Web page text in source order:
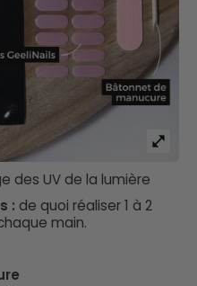
des UV de la lumière
: de quoi réaliser 1 à 2
main.